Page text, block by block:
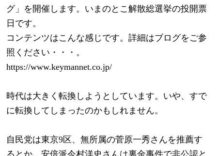
グ」を開催します。いまのとこ解散総選挙の投開票
日です。
コンテンツはこんな感じです。詳細はブログをご参
照ください・・・。
https://www.keymannet.co.jp/
時代は大きく転換しようとしています。いや、すで
に転換してしまったのかもしれません。
自民党は東京9区、無所属の菅原一秀さんを推薦す
るとか。安倍派今村洋史さんは裏金事件で非公認と